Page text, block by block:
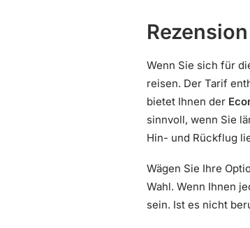
Wenn Sie sich für
reisen. Der Tarif
bietet Ihnen der
sinnvoll, wenn Sie
Hin- und Rückflug
Wägen Sie Ihre
Wahl. Wenn Ihnen
sein. Ist es nicht